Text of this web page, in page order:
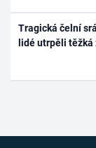
Tragická čelní
lidé utrpěli